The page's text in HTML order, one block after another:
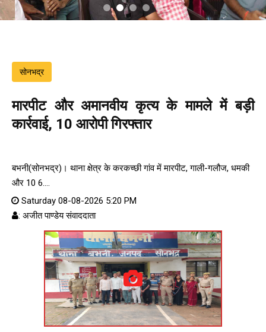
सोनभद्र
मारपीट और अमानवीय कृत्य के मामले में बड़ी
कार्रवाई, 10 आरोपी गिरफ्तार
बभनी(सोनभद्र)। थाना क्षेत्र के करकच्छी गांव में मारपीट, गाली-गलौज, धमकी
और 10 6....
Saturday 08-08-2026 5:20 PM
: अजीत पाण्डेय संवाददाता